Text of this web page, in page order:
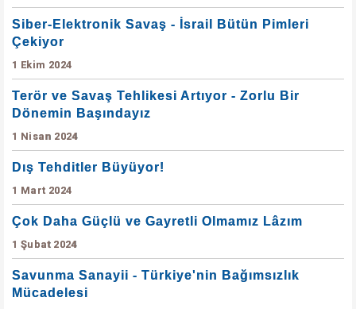
Siber-Elektronik Savaş - İsrail Bütün Pimleri
Çekiyor
1 Ekim 2024
Terör ve Savaş Tehlikesi Artıyor - Zorlu Bir
Dönemin Başındayız
1 Nisan 2024
Dış Tehditler Büyüyor!
1 Mart 2024
Çok Daha Güçlü ve Gayretli Olmamız Lâzım
1 Şubat 2024
Savunma Sanayii - Türkiye'nin Bağımsızlık
Mücadelesi